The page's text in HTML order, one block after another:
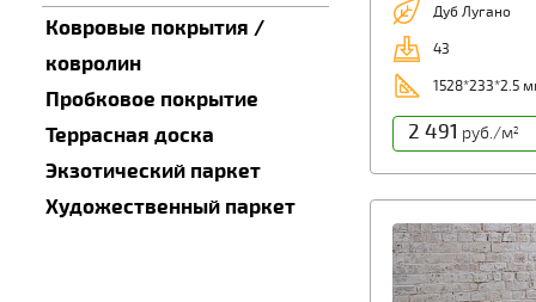
Ковровые покрытия /
ковролин
Пробковое покрытие
Террасная доска
Экзотический паркет
Художественный паркет
Дуб Лугано
43
1528*233*2.5
2 491 руб./м2